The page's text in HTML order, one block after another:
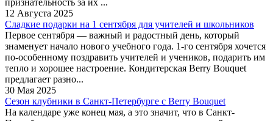
признательность за их ...
12 Августа 2025
Сладкие подарки на 1 сентября для учителей и школьников
Первое сентября — важный и радостный день, который
знаменует начало нового учебного года. 1-го сентября хочется
по-особенному поздравить учителей и учеников, подарить им
тепло и хорошее настроение. Кондитерская Berry Bouquet
предлагает разно...
30 Мая 2025
Сезон клубники в Санкт-Петербурге c Berry Bouquet
На календаре уже конец мая, а это значит, что в Санкт-